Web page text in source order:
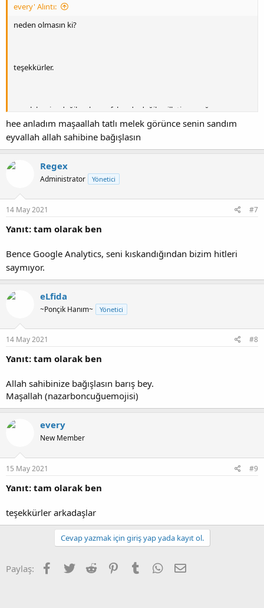
every' Alıntı:
neden olmasın ki?
teşekkürler.
çocuk benim değil, yakınım falan da değil, milletin çocuğunu
paylaşmayı doğru bulmuyorum. engelli çocuklarla çalışıyoruz. o
çocukta onlardan biri, annesi iki dk. biriyle konuşuyordu sanırım,
oyalamak için kucağıma almıştım. instagramda tam halleri vardı,
altına diyalog yazıp komik hale getirmiştik. maşallah, çok tatlı
çocuktu
hee anladım maşaallah tatlı melek görünce senin sandım
eyvallah allah sahibine bağışlasın
Regex
Administrator Yönetici
14 May 2021 #7
Yanıt: tam olarak ben
Bence Google Analytics, seni kıskandığından bizim hitleri
saymıyor.
eLfida
~Ponçik Hanım~ Yönetici
14 May 2021 #8
Yanıt: tam olarak ben
Allah sahibinize bağışlasın barış bey.
Maşallah (nazarboncuğuemojisi)
every
New Member
15 May 2021 #9
Yanıt: tam olarak ben
teşekkürler arkadaşlar
Cevap yazmak için giriş yap yada kayıt ol.
Paylaş: Facebook
Twitter Reddit PinterestTumblr WhatsApp